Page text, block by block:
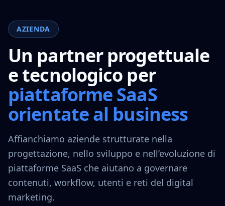
AZIENDA
Un partner progettuale
e tecnologico per
piattaforme SaaS
orientate al business
Affianchiamo aziende strutturate nella
progettazione, nello sviluppo e nell’evoluzione di
piattaforme SaaS che aiutano a governare
contenuti, workflow, utenti e reti del digital
marketing.